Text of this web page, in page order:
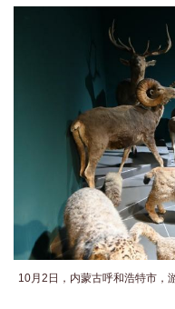
10月2日，内蒙古呼和浩特市，